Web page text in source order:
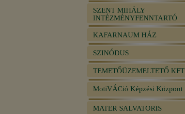
SZENT MIHÁLY
INTÉZMÉNYFENNTARTÓ
KAFARNAUM HÁZ
SZINÓDUS
TEMETŐÜZEMELTETŐ KFT
MotiVÁCió Képzési Központ
MATER SALVATORIS